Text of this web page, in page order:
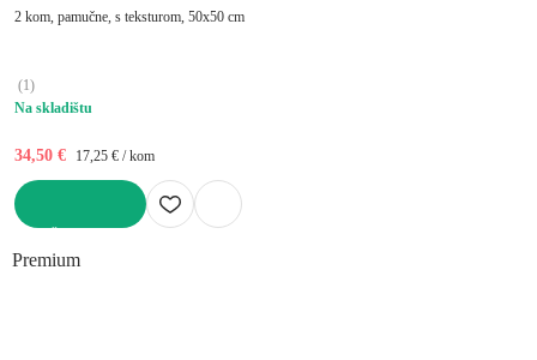
2 kom, pamučne, s teksturom, 50x50 cm
(1)
Na skladištu
34,50 € 17,25 € / kom
Premium